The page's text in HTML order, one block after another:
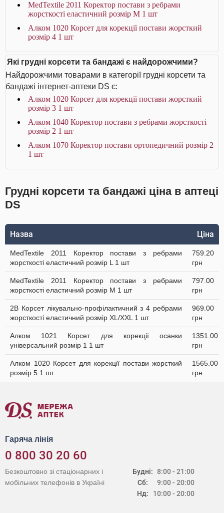
MedTextile 2011 Коректор постави з ребрами
жорсткості еластичний розмір М 1 шт
Алком 1020 Корсет для корекції постави жорсткий
розмір 4 1 шт
Які грудні корсети та бандажі є найдорожчими?
Найдорожчими товарами в категорії грудні корсети та
бандажі інтернет-аптеки DS є:
Алком 1020 Корсет для корекції постави жорсткий
розмір 3 1 шт
Алком 1040 Коректор постави з ребрами жорсткості
розмір 2 1 шт
Алком 1070 Коректор постави ортопедичний розмір 2
1 шт
Грудні корсети та бандажі ціна в аптеці
DS
Назва Ціна
MedTextile 2011 Коректор постави з ребрами
жорсткості еластичний розмір L 1 шт
759.20
грн
MedTextile 2011 Коректор постави з ребрами
жорсткості еластичний розмір М 1 шт
797.00
грн
2B Корсет лікувально-профілактичний з 4 ребрами
жорсткості еластичний розмір XL/XXL 1 шт
969.00
грн
Алком 1021 Корсет для корекції осанки
універсальний розмір 1 1 шт
1351.00
грн
Алком 1020 Корсет для корекції постави жорсткий
розмір 5 1 шт
1565.00
грн
Гаряча лінія
0 800 30 20 60
Будні:
Сб:
Нд:
8:00 - 21:00
9:00 - 20:00
10:00 - 20:00
Безкоштовно зі стаціонарних і
мобільних телефонів в Україні